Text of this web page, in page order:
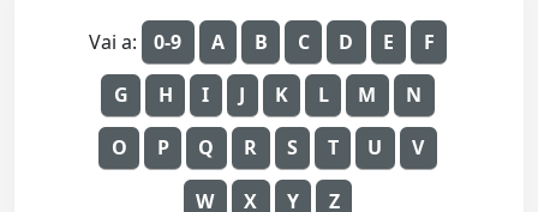
Vai a: 0-9 A B C D E F
G H I J K L M N
O P Q R S T U V
W X Y Z